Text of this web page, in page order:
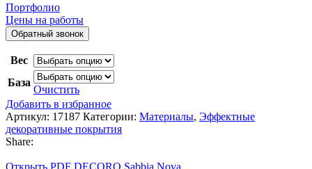
Портфолио
Цены на работы
Обратный звонок
Вес
База
Очистить
Добавить в избранное
Артикул: 17187 Категории: Материалы, Эффектные
декоративные покрытия
Share:
Открыть PDF DECORO Sabbia Nova